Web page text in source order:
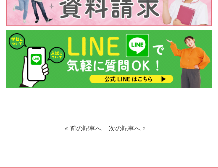
« 前の記事へ 次の記事へ »